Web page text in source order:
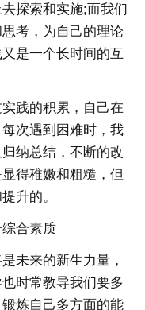
探索和实施;而我们
考，为自己的理论
是一个长时间的互
践的积累，自己在
次遇到困难时，我
纳总结，不断的改
得稚嫩和粗糙，但
升的。
合素质
未来的新生力量，
时常教导我们要多
炼自己多方面的能